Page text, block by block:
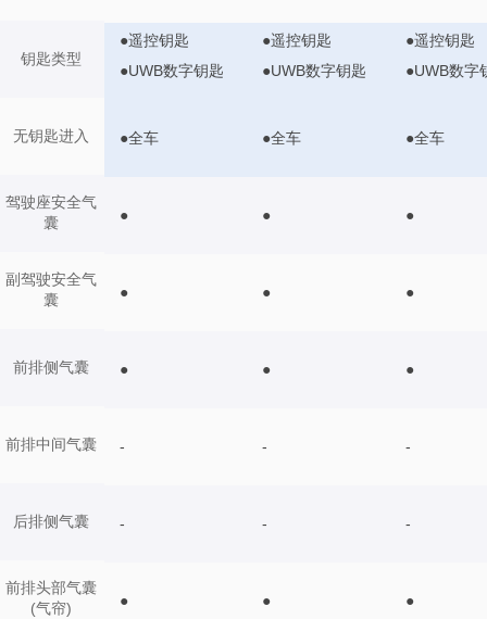
钥匙类型
无钥匙进入
驾驶座安全气
囊
副驾驶安全气
囊
前排侧气囊
前排中间气囊
后排侧气囊
前排头部气囊
(气帘)
●遥控钥匙
●UWB数字钥匙
●遥控钥匙
●UWB数字钥匙
●遥控钥匙
●UWB数字
●全车 ●全车 ●全车
● ● ●
● ● ●
● ● ●
- - -
- - -
● ● ●